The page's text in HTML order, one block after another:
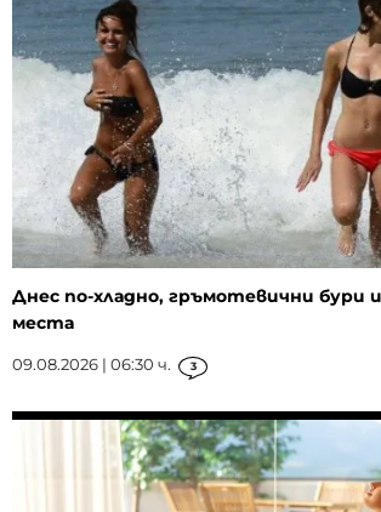
Днес по-хладно, гръмотевични бури
места
09.08.2026 | 06:30 ч. 3